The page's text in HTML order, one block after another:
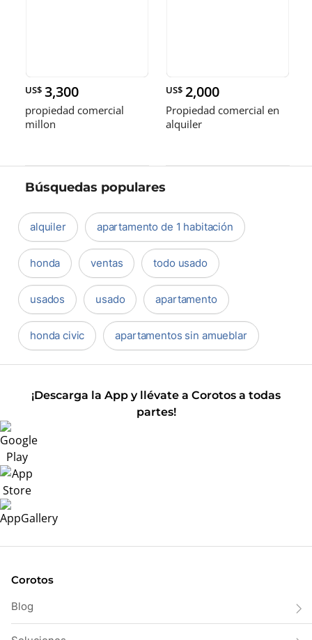
US$ 3,300
propiedad comercial
millon
US$ 2,000
Propiedad comercial en
alquiler
Búsquedas populares
alquiler apartamento de 1 habitación
honda ventas todo usado
usados usado apartamento
honda civic apartamentos sin amueblar
¡Descarga la App y llévate a Corotos a todas
partes!
Corotos
Blog